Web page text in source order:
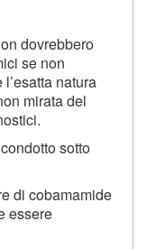
dovrebbero
se non
natura
mirata del
sotto
di cobamamide
essere